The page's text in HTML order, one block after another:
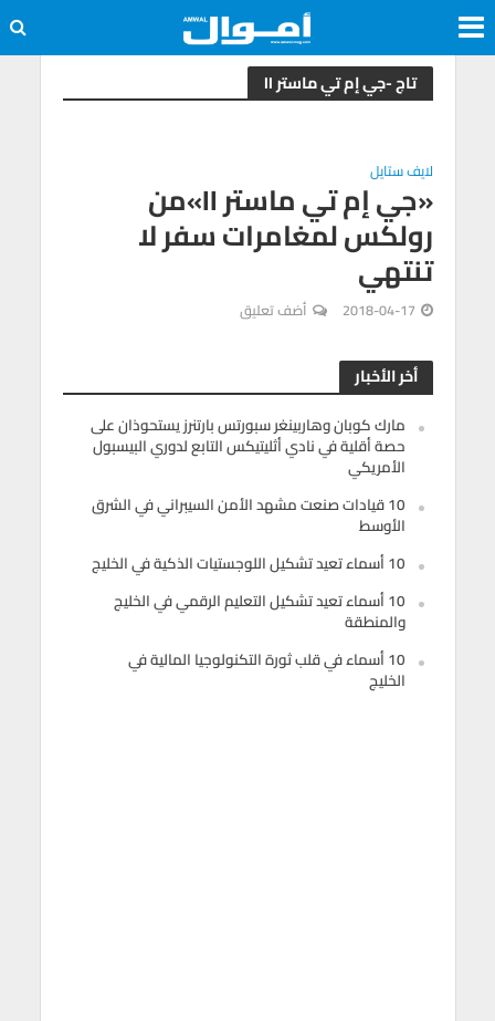
تاج -جي إم تي ماستر II
لايف ستايل
«جي إم تي ماستر II»من
رولكس لمغامرات سفر لا
تنتهي
2018-04-17 أضف تعليق
أخر الأخبار
مارك كوبان وهاربينغر سبورتس بارتنرز يستحوذان على
حصة أقلية في نادي أثليتيكس التابع لدوري البيسبول
الأمريكي
10 قيادات صنعت مشهد الأمن السيبراني في الشرق
الأوسط
10 أسماء تعيد تشكيل اللوجستيات الذكية في الخليج
10 أسماء تعيد تشكيل التعليم الرقمي في الخليج
والمنطقة
10 أسماء في قلب ثورة التكنولوجيا المالية في
الخليج